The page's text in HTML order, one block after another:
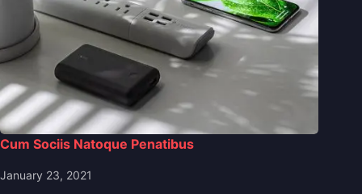
Cum Sociis Natoque Penatibus
January 23, 2021